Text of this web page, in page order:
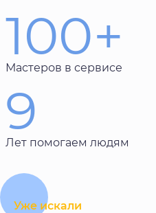
100+
Мастеров в сервисе
9
Лет помогаем людям
Уже искали